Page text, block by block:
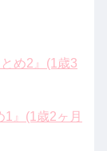
め2』(1歳3
』(1歳2ヶ月